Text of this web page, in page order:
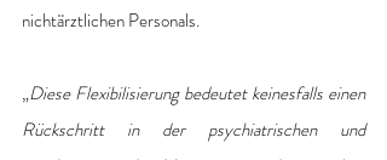
nichtärztlichen Personals.
„Diese Flexibilisierung bedeutet keinesfalls einen
Rückschritt in der psychiatrischen und